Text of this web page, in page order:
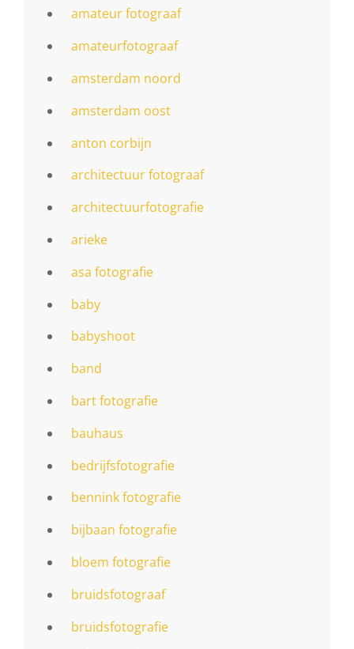
amateur fotograaf
amateurfotograaf
amsterdam noord
amsterdam oost
anton corbijn
architectuur fotograaf
architectuurfotografie
arieke
asa fotografie
baby
babyshoot
band
bart fotografie
bauhaus
bedrijfsfotografie
bennink fotografie
bijbaan fotografie
bloem fotografie
bruidsfotograaf
bruidsfotografie